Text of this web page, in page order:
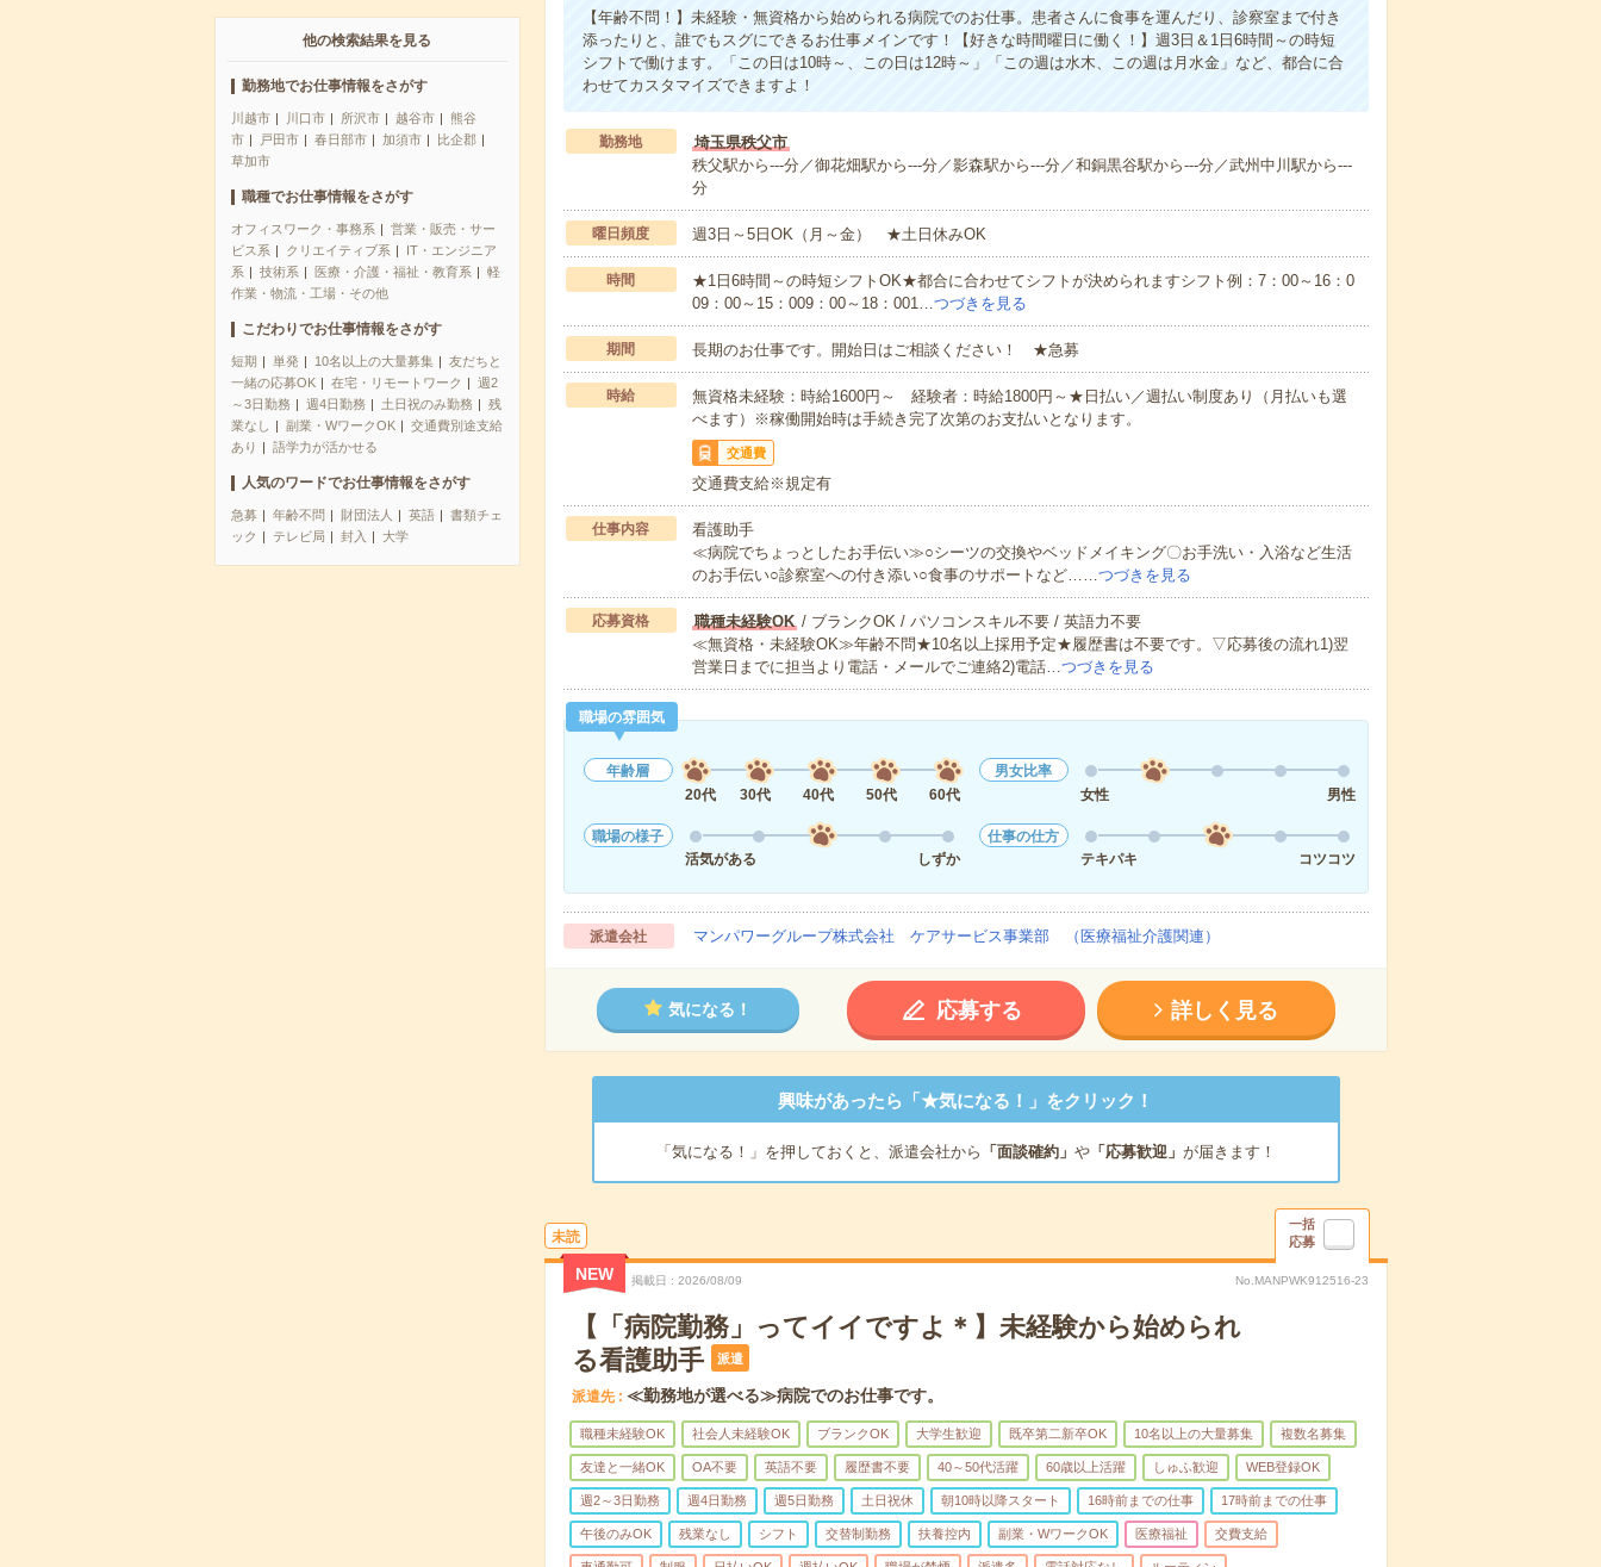
他の検索結果を見る
勤務地でお仕事情報をさがす
川越市 川口市 所沢市 越谷市
熊谷
市
戸田市 春日部市 加須市
比企郡
草加市
職種でお仕事情報をさがす
オフィスワーク・事務系
営業・販売・サー
ビス系
クリエイティブ系
IT・エンジニア
系
技術系 医療・介護・福祉・教育系
軽
作業・物流・工場・その他
こだわりでお仕事情報をさがす
短期 単発 10名以上の大量募集
友だちと
一緒の応募OK
在宅・リモートワーク
週2
～3日勤務
週4日勤務 土日祝のみ勤務
残
業なし
副業・WワークOK
交通費別途支給
あり
語学力が活かせる
人気のワードでお仕事情報をさがす
急募 年齢不問 財団法人 英語
書類チェ
ック
テレビ局 封入 大学
【年齢不問！】未経験・無資格から始められる病院でのお仕事。患者さんに食事を運んだり、診察室まで付き
添ったりと、誰でもスグにできるお仕事メインです！【好きな時間曜日に働く！】週3日＆1日6時間～の時短
シフトで働けます。「この日は10時～、この日は12時～」「この週は水木、この週は月水金」など、都合に合
わせてカスタマイズできますよ！
勤務地
埼玉県秩父市
秩父駅から---分／御花畑駅から---分／影森駅から---分／和銅黒谷駅から---分／武州中川駅から---
分
曜日頻度 週3日～5日OK（月～金） ★土日休みOK
時間
★1日6時間～の時短シフトOK★都合に合わせてシフトが決められますシフト例：7：00～16：0
09：00～15：009：00～18：001…つづきを見る
期間 長期のお仕事です。開始日はご相談ください！ ★急募
時給
無資格未経験：時給1600円～ 経験者：時給1800円～★日払い／週払い制度あり（月払いも選
べます）※稼働開始時は手続き完了次第のお支払いとなります。
交通費
交通費支給※規定有
仕事内容
看護助手
≪病院でちょっとしたお手伝い≫○シーツの交換やベッドメイキング〇お手洗い・入浴など生活
のお手伝い○診察室への付き添い○食事のサポートなど……つづきを見る
応募資格 職種未経験OK/ ブランクOK / パソコンスキル不要 / 英語力不要
≪無資格・未経験OK≫年齢不問★10名以上採用予定★履歴書は不要です。▽応募後の流れ1)翌
営業日までに担当より電話・メールでご連絡2)電話…つづきを見る
職場の雰囲気
年齢層
20代
30代 40代 50代 60代
男女比率
女性
男性
職場の様子
活気がある
しずか
仕事の仕方
テキパキ
コツコツ
派遣会社 マンパワーグループ株式会社 ケアサービス事業部 （医療福祉介護関連）
気になる！ 応募する 詳しく見る
興味があったら「★気になる！」をクリック！
「気になる！」を押しておくと、派遣会社から 「面談確約」 や「応募歓迎」 が届きます！
未読
一括
応募
NEW 掲載日 2026/08/09 No.MANPWK912516-23
【「病院勤務」ってイイですよ＊】未経験から始められ
る看護助手
派遣
派遣先 ≪勤務地が選べる≫病院でのお仕事です。
職種未経験OK 社会人未経験OK ブランクOK 大学生歓迎 既卒第二新卒OK 10名以上の大量募集 複数名募集
友達と一緒OK OA不要 英語不要 履歴書不要 40～50代活躍 60歳以上活躍 しゅふ歓迎 WEB登録OK
週2～3日勤務 週4日勤務 週5日勤務 土日祝休 朝10時以降スタート 16時前までの仕事 17時前までの仕事
午後のみOK 残業なし シフト 交替制勤務 扶養控内 副業・WワークOK 医療福祉 交費支給